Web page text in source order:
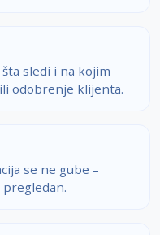
sledi i na kojim
odobrenje klijenta.
se ne gube –